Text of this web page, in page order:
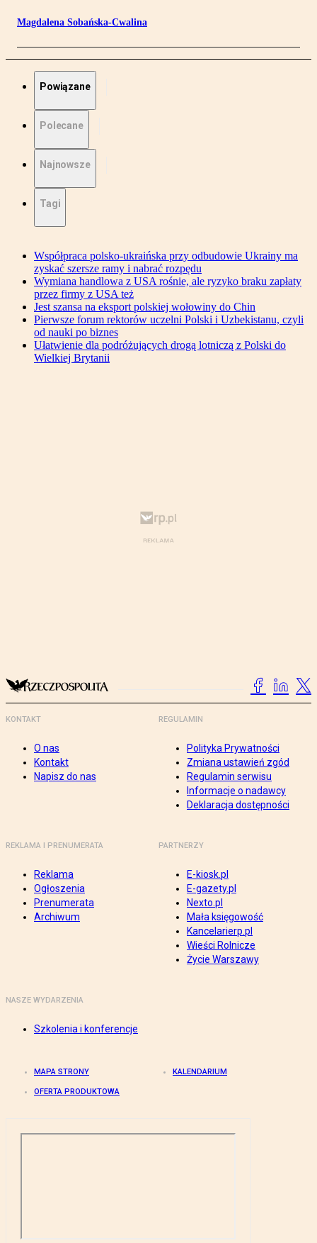
Magdalena Sobańska-Cwalina
Powiązane
Polecane
Najnowsze
Tagi
Współpraca polsko-ukraińska przy odbudowie Ukrainy ma
zyskać szersze ramy i nabrać rozpędu
Wymiana handlowa z USA rośnie, ale ryzyko braku zapłaty
przez firmy z USA też
Jest szansa na eksport polskiej wołowiny do Chin
Pierwsze forum rektorów uczelni Polski i Uzbekistanu, czyli
od nauki po biznes
Ułatwienie dla podróżujących drogą lotniczą z Polski do
Wielkiej Brytanii
KONTAKT
O nas
Kontakt
Napisz do nas
REGULAMIN
Polityka Prywatności
Zmiana ustawień zgód
Regulamin serwisu
Informacje o nadawcy
Deklaracja dostępności
REKLAMA I PRENUMERATA
Reklama
Ogłoszenia
Prenumerata
Archiwum
PARTNERZY
E-kiosk.pl
E-gazety.pl
Nexto.pl
Mała księgowość
Kancelarierp.pl
Wieści Rolnicze
Życie Warszawy
NASZE WYDARZENIA
Szkolenia i konferencje
MAPA STRONY KALENDARIUM
OFERTA PRODUKTOWA